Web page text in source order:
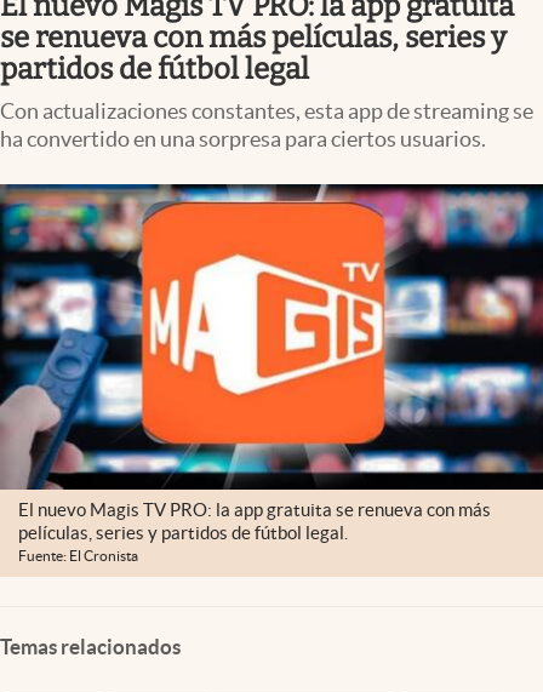
Colombia
se renueva con más películas, series y
partidos de fútbol legal
Con actualizaciones constantes, esta app de streaming se
ha convertido en una sorpresa para ciertos usuarios.
El nuevo Magis TV PRO: la app gratuita se renueva con más
películas, series y partidos de fútbol legal.
Fuente: El Cronista
Temas relacionados